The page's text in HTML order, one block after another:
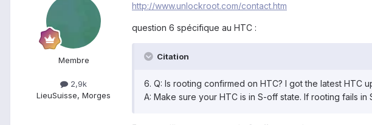
Membre
2,9k
LieuSuisse, Morges
http://www.unlockroot.com/contact.htm
question 6 spécifique au HTC :
Citation
6. Q: Is rooting confirmed on HTC? I got the latest HTC
A: Make sure your HTC is in S-off state. If rooting fails